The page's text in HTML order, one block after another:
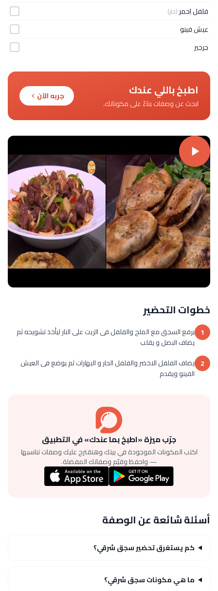
فلفل احمر (حار)
عيش فينو
جرجير
اطبخ باللي عندك
ابحث عن وصفات بناءً على مكوناتك.
جربه الآن
خطوات التحضير
1 يرفع السجق مع الملح والفلفل فى الزيت على النار ليأخذ تشويحه ثم
يضاف البصل و يقلب
2 يضاف الفلفل الاخضر والفلفل الحار و البهارات ثم يوضع فى العيش
الفينو ويقدم
جرّب ميزة «اطبخ بما عندك» في التطبيق
اكتب المكونات الموجودة في بيتك وهنقترح عليك وصفات تناسبها
— واحفظ وقيّم وصفاتك المفضلة.
أسئلة شائعة عن الوصفة
كم يستغرق تحضير سجق شرقي؟
ما هي مكونات سجق شرقي؟